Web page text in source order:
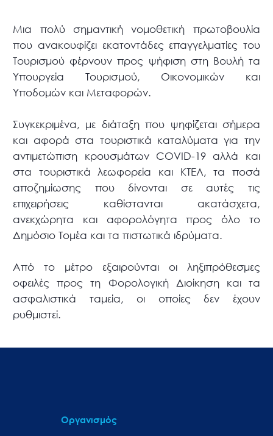
Μια πολύ σημαντική νομοθετική πρωτοβουλία
που ανακουφίζει εκατοντάδες επαγγελματίες του
Τουρισμού φέρνουν προς ψήφιση στη Βουλή τα
Υπουργεία Τουρισμού, Οικονομικών και
Υποδομών και Μεταφορών.
Συγκεκριμένα, με διάταξη που ψηφίζεται σήμερα
και αφορά στα τουριστικά καταλύματα για την
αντιμετώπιση κρουσμάτων COVID-19 αλλά και
στα τουριστικά λεωφορεία και ΚΤΕΛ, τα ποσά
αποζημίωσης που δίνονται σε αυτές τις
επιχειρήσεις καθίστανται ακατάσχετα,
ανεκχώρητα και αφορολόγητα προς όλο το
Δημόσιο Τομέα και τα πιστωτικά ιδρύματα.
Από το μέτρο εξαιρούνται οι ληξιπρόθεσμες
οφειλές προς τη Φορολογική Διοίκηση και τα
ασφαλιστικά ταμεία, οι οποίες δεν έχουν
ρυθμιστεί.
Οργανισμός